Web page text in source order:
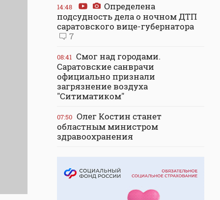
14:48
Определена
подсудность дела о ночном ДТП
саратовского вице-губернатора
7
08:41 Смог над городами.
Саратовские санврачи
официально признали
загрязнение воздуха
"Ситиматиком"
07:50 Олег Костин станет
областным министром
здравоохранения